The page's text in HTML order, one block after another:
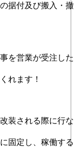
据付及び搬入・撤
を営業が受注した
れます！
装される際に行な
固定し、稼働する